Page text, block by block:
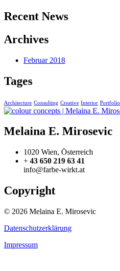
Recent News
Archives
Februar 2018
Tages
Architecture Consulting Creative Interior Portfolio
Melaina E. Mirosevic
1020 Wien, Österreich
+ 43 650 219 63 41
info@farbe-wirkt.at
Copyright
© 2026 Melaina E. Mirosevic
Datenschutzerklärung
Impressum